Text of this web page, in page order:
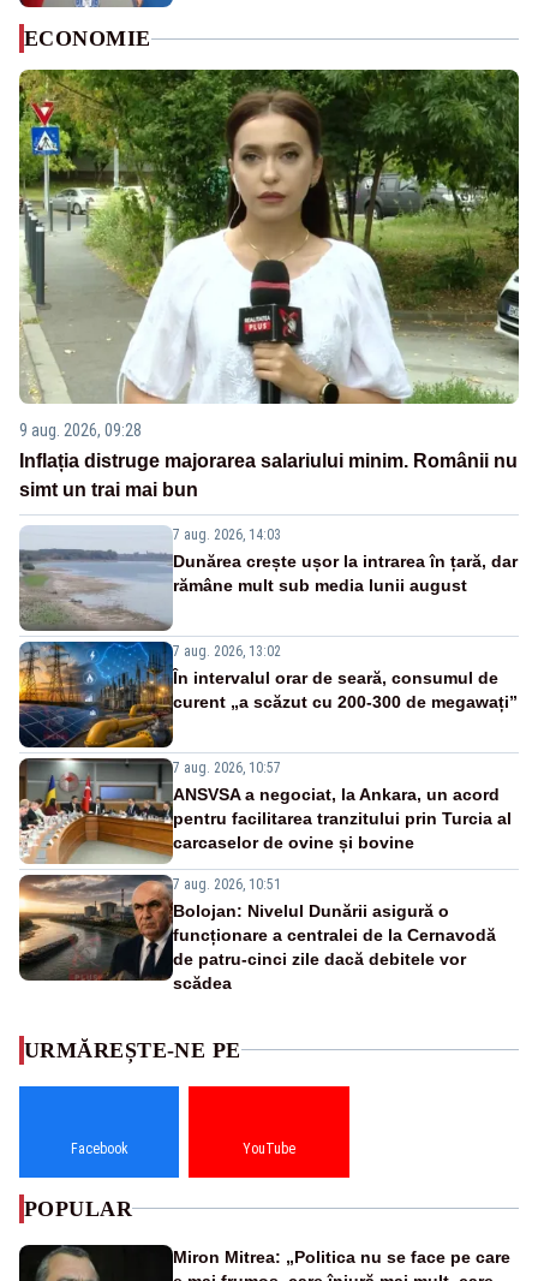
ECONOMIE
9 aug. 2026, 09:28
Inflația distruge majorarea salariului minim. Românii nu
simt un trai mai bun
7 aug. 2026, 14:03
Dunărea crește ușor la intrarea în țară, dar
rămâne mult sub media lunii august
7 aug. 2026, 13:02
În intervalul orar de seară, consumul de
curent „a scăzut cu 200-300 de megawați”
7 aug. 2026, 10:57
ANSVSA a negociat, la Ankara, un acord
pentru facilitarea tranzitului prin Turcia al
carcaselor de ovine și bovine
7 aug. 2026, 10:51
Bolojan: Nivelul Dunării asigură o
funcționare a centralei de la Cernavodă
de patru-cinci zile dacă debitele vor
scădea
URMĂREȘTE-NE PE
Facebook YouTube
POPULAR
Miron Mitrea: „Politica nu se face pe care